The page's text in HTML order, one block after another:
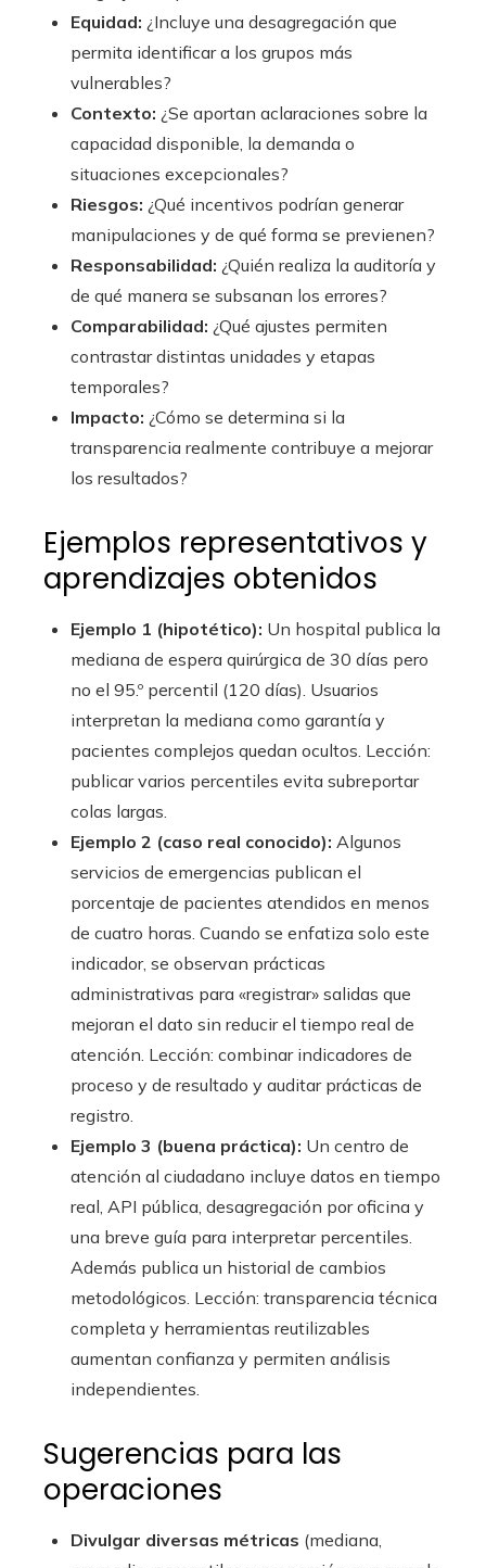
Equidad: ¿Incluye una desagregación que
permita identificar a los grupos más
vulnerables?
Contexto: ¿Se aportan aclaraciones sobre la
capacidad disponible, la demanda o
situaciones excepcionales?
Riesgos: ¿Qué incentivos podrían generar
manipulaciones y de qué forma se previenen?
Responsabilidad: ¿Quién realiza la auditoría y
de qué manera se subsanan los errores?
Comparabilidad: ¿Qué ajustes permiten
contrastar distintas unidades y etapas
temporales?
Impacto: ¿Cómo se determina si la
transparencia realmente contribuye a mejorar
los resultados?
Ejemplos representativos y
aprendizajes obtenidos
Ejemplo 1 (hipotético): Un hospital publica la
mediana de espera quirúrgica de 30 días pero
no el 95.º percentil (120 días). Usuarios
interpretan la mediana como garantía y
pacientes complejos quedan ocultos. Lección:
publicar varios percentiles evita subreportar
colas largas.
Ejemplo 2 (caso real conocido): Algunos
servicios de emergencias publican el
porcentaje de pacientes atendidos en menos
de cuatro horas. Cuando se enfatiza solo este
indicador, se observan prácticas
administrativas para «registrar» salidas que
mejoran el dato sin reducir el tiempo real de
atención. Lección: combinar indicadores de
proceso y de resultado y auditar prácticas de
registro.
Ejemplo 3 (buena práctica): Un centro de
atención al ciudadano incluye datos en tiempo
real, API pública, desagregación por oficina y
una breve guía para interpretar percentiles.
Además publica un historial de cambios
metodológicos. Lección: transparencia técnica
completa y herramientas reutilizables
aumentan confianza y permiten análisis
independientes.
Sugerencias para las
operaciones
Divulgar diversas métricas (mediana,